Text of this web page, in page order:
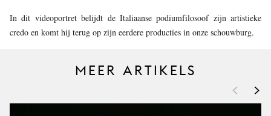
In dit videoportret belijdt de Italiaanse podiumfilosoof zijn artistieke
credo en komt hij terug op zijn eerdere producties in onze schouwburg.
MEER ARTIKELS
< >